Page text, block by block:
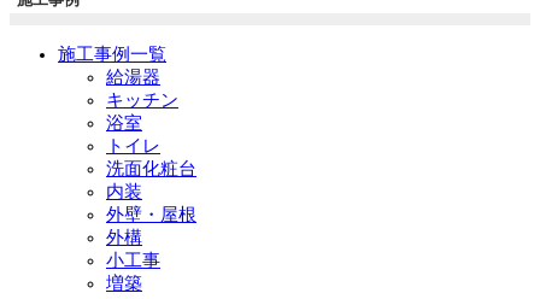
施工事例一覧
給湯器
キッチン
浴室
トイレ
洗面化粧台
内装
外壁・屋根
外構
小工事
増築